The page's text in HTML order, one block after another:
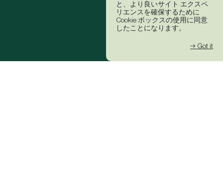
と、より良いサイト エクスペ
リエンスを確保するために
Cookie ボックスの使用に同意
したことになります。
→ Got it